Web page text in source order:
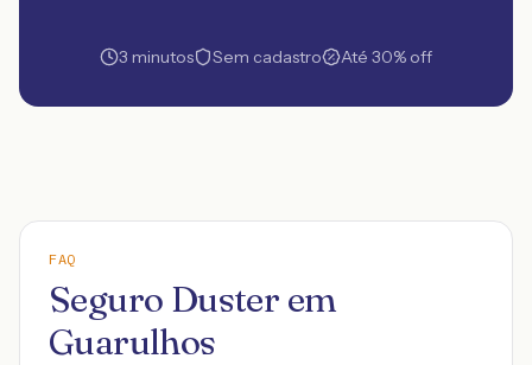
3 minutos Sem cadastro Até 30% off
FAQ
Seguro Duster em
Guarulhos